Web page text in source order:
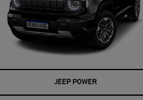
JEEP POWER